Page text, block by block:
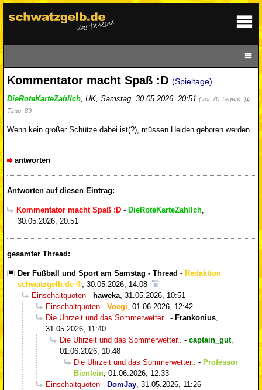
Kommentator macht Spaß :D (Spieltage)
DieRoteKarteZahlIch, UK, Samstag, 30.05.2026, 20:51 (vor 70 Tagen) @
Timo_89
Wenn kein großer Schütze dabei ist(?), müssen Helden geboren werden.
antworten
Antworten auf diesen Eintrag:
Kommentator macht Spaß :D - DieRoteKarteZahlIch,
30.05.2026, 20:51
gesamter Thread:
Der Fußball und Sport am Samstag - Thread - Redaktion
schwatzgelb.de
30.05.2026, 14:08
Einschaltquoten - haweka 31.05.2026, 10:51
Einschaltquoten - Voegi 01.06.2026, 12:42
Die Uhrzeit und das Sommerwetter..
- Frankonius
31.05.2026, 11:40
Die Uhrzeit und das Sommerwetter..
- captain_gut,
01.06.2026, 10:48
Die Uhrzeit und das Sommerwetter..
- Professor
Bienlein 01.06.2026, 12:33
Einschaltquoten - DomJay 31.05.2026, 11:26